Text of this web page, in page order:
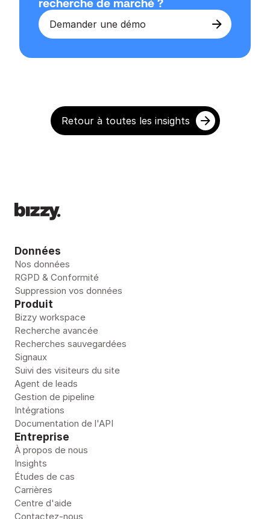
recherche de marché ?
Demander une démo
Retour à toutes les insights
Données
Nos données
RGPD & Conformité
Suppression vos données
Produit
Bizzy workspace
Recherche avancée
Recherches sauvegardées
Signaux
Suivi des visiteurs du site
Agent de leads
Gestion de pipeline
Intégrations
Documentation de l'API
Entreprise
À propos de nous
Insights
Études de cas
Carrières
Centre d'aide
Contactez-nous